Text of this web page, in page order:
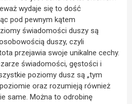
wydaje się to dość
pod pewnym kątem
świadomości duszy są
duszy, czyli
przejawia swoje unikalne cechy.
świadomości, gęstości i
poziomy dusz są „tym
oraz rozumieją również
same. Można to odrobinę